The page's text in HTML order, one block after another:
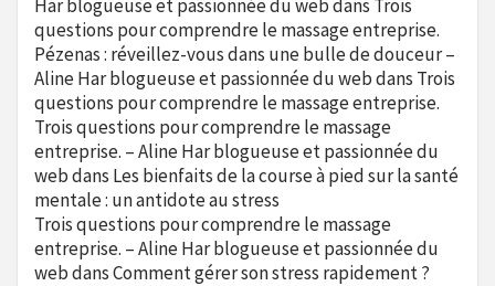
Har blogueuse et passionnée du webdans Trois
questions pour comprendre le massage entreprise.
Pézenas : réveillez-vous dans une bulle de douceur –
Aline Har blogueuse et passionnée du webdans Trois
questions pour comprendre le massage entreprise.
Trois questions pour comprendre le massage
entreprise. – Aline Har blogueuse et passionnée du
webdans Les bienfaits de la course à pied sur la santé
mentale : un antidote au stress
Trois questions pour comprendre le massage
entreprise. – Aline Har blogueuse et passionnée du
webdansComment gérer son stress rapidement ?